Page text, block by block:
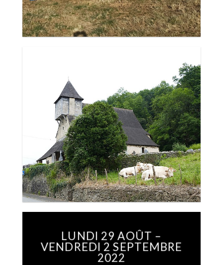
LUNDI 29 AOÛT –
VENDREDI 2 SEPTEMBRE
2022